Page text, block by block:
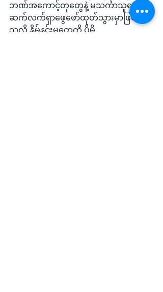
ဘဏ်အကောင့်တုတွေနဲ့ မသင်္ကာသူတွေကို
ဆက်လက်ရှာဖွေဖော်ထုတ်သွားမှာဖြစ်
သလို နှိမ်နင်းမှုတွေကို ပိုမို